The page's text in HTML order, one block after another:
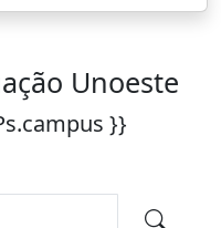
Unoeste
}}